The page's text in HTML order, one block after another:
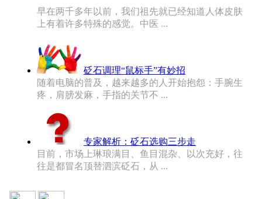
早在两千多年以前，我们祖先就已经知道人体皮肤
上有着许多特殊的感觉。中医 ...
砭石调理“鼠标手”有妙招
随着电脑的普及，越来越多的人开始抱怨：手腕生
疼，肩膀发麻，手指的关节不 ...
专家解析：砭石选购三步走
目前，市场上琳琅满目、鱼目混杂、以次充好，往
往是都冒名顶替泗滨砭石，从 ...